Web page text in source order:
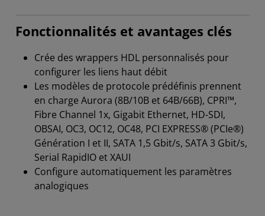
Fonctionnalités et avantages clés
Crée des wrappers HDL personnalisés pour
configurer les liens haut débit
Les modèles de protocole prédéfinis prennent
en charge Aurora (8B/10B et 64B/66B), CPRI™,
Fibre Channel 1x, Gigabit Ethernet, HD-SDI,
OBSAI, OC3, OC12, OC48, PCI EXPRESS® (PCIe®)
Génération I et II, SATA 1,5 Gbit/s, SATA 3 Gbit/s,
Serial RapidIO et XAUI
Configure automatiquement les paramètres
analogiques